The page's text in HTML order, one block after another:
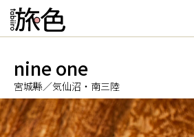
nine one
宮城縣／気仙沼・南三陸